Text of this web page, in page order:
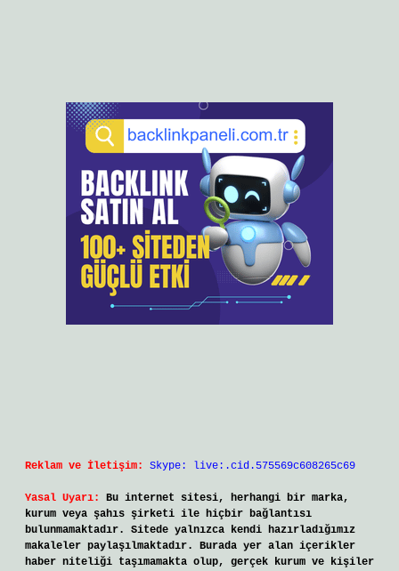
Reklam ve İletişim: Skype: live:.cid.575569c608265c69
Yasal Uyarı:
Bu internet sitesi, herhangi bir marka,
kurum veya şahıs şirketi ile hiçbir bağlantısı
bulunmamaktadır. Sitede yalnızca kendi hazırladığımız
makaleler paylaşılmaktadır. Burada yer alan içerikler
haber niteliği taşımamakta olup, gerçek kurum ve kişiler